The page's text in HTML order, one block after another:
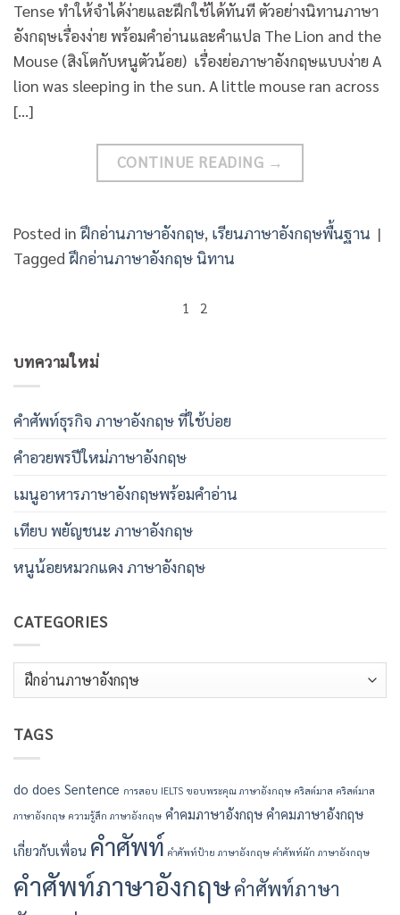
Tense ทำให้จำได้ง่ายและฝึกใช้ได้ทันที ตัวอย่างนิทานภาษา
อังกฤษเรื่องง่าย พร้อมคำอ่านและคำแปล The Lion and the
Mouse (สิงโตกับหนูตัวน้อย) เรื่องย่อภาษาอังกฤษแบบง่าย A
lion was sleeping in the sun. A little mouse ran across
[…]
CONTINUE READING →
Posted in ฝึกอ่านภาษาอังกฤษ, เรียนภาษาอังกฤษพื้นฐาน |
Tagged ฝึกอ่านภาษาอังกฤษ นิทาน
1 2
บทความใหม่
คําศัพท์ธุรกิจ ภาษาอังกฤษ ที่ใช้บ่อย
คําอวยพรปีใหม่ภาษาอังกฤษ
เมนูอาหารภาษาอังกฤษพร้อมคําอ่าน
เทียบ พยัญชนะ ภาษาอังกฤษ
หนูน้อยหมวกแดง ภาษาอังกฤษ
CATEGORIES
Categories
TAGS
do does Sentence การสอบ IELTS ขอบพระคุณ ภาษาอังกฤษ คริสต์มาส คริสต์มาส
ภาษาอังกฤษ ความรู้สึก ภาษาอังกฤษ คำคมภาษาอังกฤษ คำคมภาษาอังกฤษ
เกี่ยวกับเพื่อน คำศัพท์ คำศัพท์ป้าย ภาษาอังกฤษ คำศัพท์ผัก ภาษาอังกฤษ
คำศัพท์ภาษาอังกฤษคำศัพท์ภาษา